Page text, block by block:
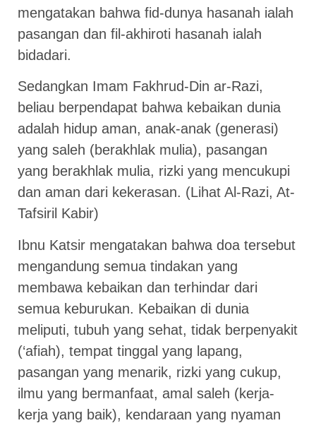
mengatakan bahwa fid-dunya hasanah ialah
pasangan dan fil-akhiroti hasanah ialah
bidadari.
Sedangkan Imam Fakhrud-Din ar-Razi,
beliau berpendapat bahwa kebaikan dunia
adalah hidup aman, anak-anak (generasi)
yang saleh (berakhlak mulia), pasangan
yang berakhlak mulia, rizki yang mencukupi
dan aman dari kekerasan. (Lihat Al-Razi, At-
Tafsiril Kabir)
Ibnu Katsir mengatakan bahwa doa tersebut
mengandung semua tindakan yang
membawa kebaikan dan terhindar dari
semua keburukan. Kebaikan di dunia
meliputi, tubuh yang sehat, tidak berpenyakit
(‘afiah), tempat tinggal yang lapang,
pasangan yang menarik, rizki yang cukup,
ilmu yang bermanfaat, amal saleh (kerja-
kerja yang baik), kendaraan yang nyaman